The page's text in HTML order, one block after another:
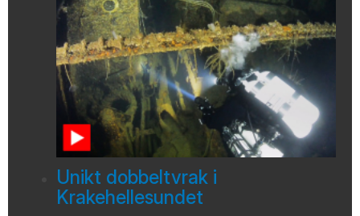
Unikt dobbeltvrak i
Krakehellesundet